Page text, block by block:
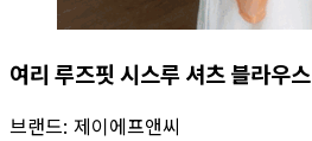
여리 루즈핏 시스루 셔츠 블라우스
브랜드: 제이에프앤씨